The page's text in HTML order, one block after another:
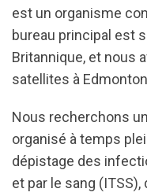
est un organisme
bureau principal est
Britannique, et nous
satellites à
Nous recherchons
organisé à temps
dépistage des
et par le sang (ITSS),